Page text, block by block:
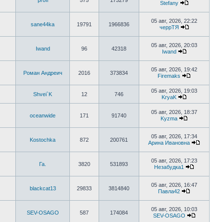
сообщению
Stefany
к
последнему
сообщению
sane44ka 19791 1966836
05 авг, 2026, 22:22
черрТЯ
к
последнему
Iwand 96 42318
05 авг, 2026, 20:03
Iwand
к
последнему
сообщению
Роман Андреич 2016 373834
05 авг, 2026, 19:42
Firemaks
к
последнему
Shvei`K 12 746
05 авг, 2026, 19:03
KryaK
Перейти
последнему
сообщению
oceanwide 171 91740
05 авг, 2026, 18:37
Kyzma
к
последнему
сообщению
Kostochka 872 200761
05 авг, 2026, 17:34
Арина Ивановна
к
Га. 3820 531893
05 авг, 2026, 17:23
Незабудка1
к
blackcat13 29833 3814840
05 авг, 2026, 16:47
Павла42
к
последнему
сообщению
SEV-OSAGO 587 174084
05 авг, 2026, 10:03
SEV-OSAGO